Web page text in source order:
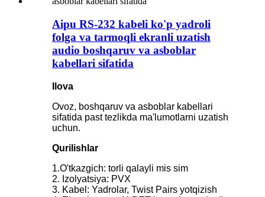
Aipu RS-232 kabeli ko'p yadroli
folga va tarmoqli ekranli uzatish
audio boshqaruv va asboblar
kabellari sifatida
Ilova
Ovoz, boshqaruv va asboblar kabellari
sifatida past tezlikda ma'lumotlarni uzatish
uchun.
Qurilishlar
1.O'tkazgich: torli qalayli mis sim
2. Izolyatsiya: PVX
3. Kabel: Yadrolar, Twist Pairs yotqizish